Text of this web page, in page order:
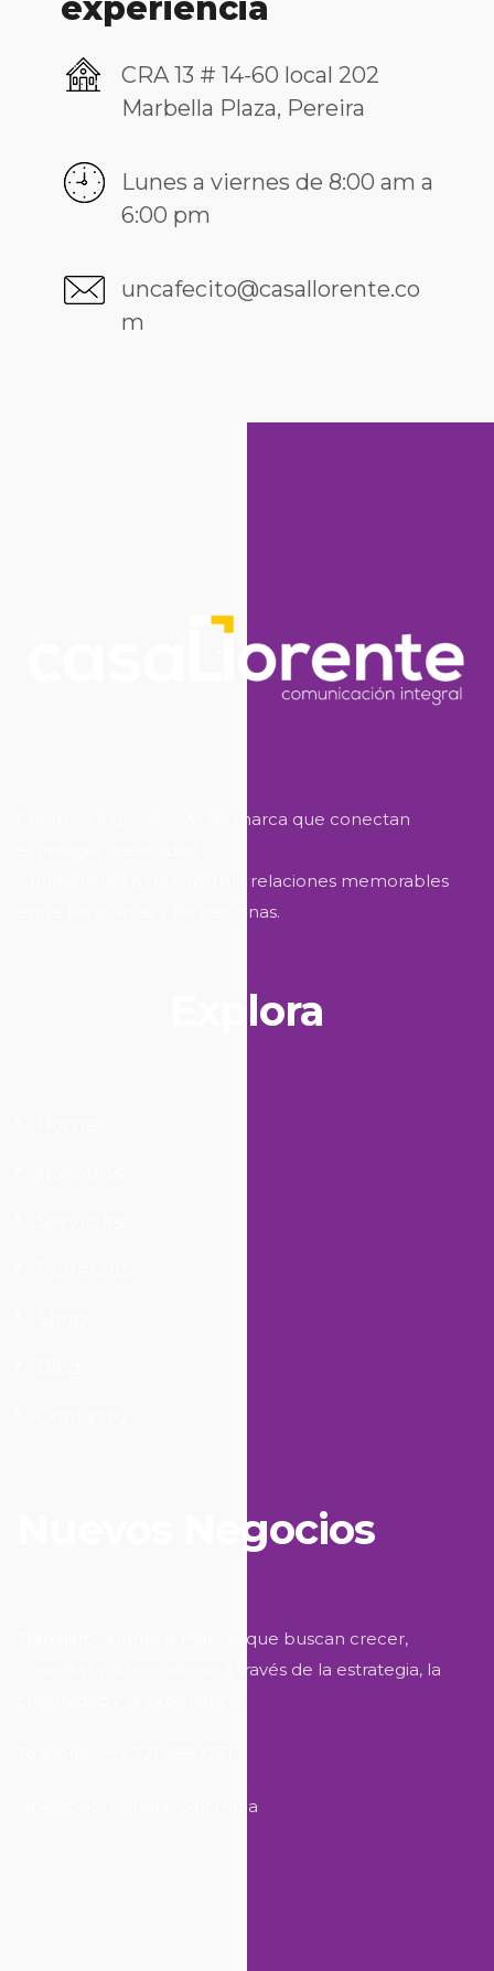
CRA 13 # 14-60 local 202
Marbella Plaza, Pereira
Lunes a viernes de 8:00 am a
6:00 pm
uncafecito@casallorente.co
m
Creamos experiencias de marca que conectan
y humanidad para construir relaciones memorables
entre las marcas y las personas.
Explora
Nuevos Negocios
Trabajamos junto a marcas que buscan crecer,
conectar y diferenciarse a través de la estrategia, la
Ubicación: Pereira, Colombia